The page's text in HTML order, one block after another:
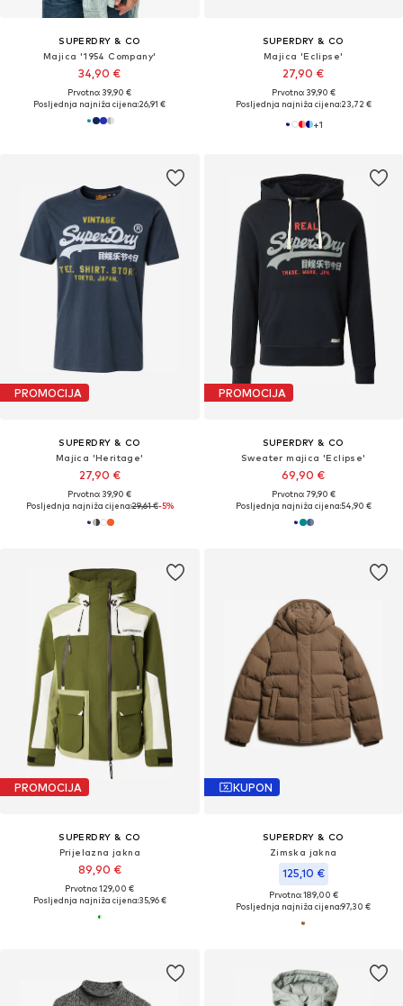
SUPERDRY & CO
Majica '1954 Company'
34,90 €
Prvotno: 39,90 €
Posljednja najniža cijena:26,91 €
SUPERDRY & CO
Majica 'Eclipse'
27,90 €
Prvotno: 39,90 €
Posljednja najniža cijena:23,72 €
+1
PROMOCIJA
SUPERDRY & CO
Majica 'Heritage'
27,90 €
Prvotno: 39,90 €
Posljednja najniža cijena:29,61 €-5%
PROMOCIJA
SUPERDRY & CO
Sweater majica 'Eclipse'
69,90 €
Prvotno: 79,90 €
Posljednja najniža cijena:54,90 €
PROMOCIJA
SUPERDRY & CO
Prijelazna jakna
89,90 €
Prvotno: 129,00 €
Posljednja najniža cijena:35,96 €
KUPON
SUPERDRY & CO
Zimska jakna
125,10 €
Prvotno: 189,00 €
Posljednja najniža cijena:97,30 €